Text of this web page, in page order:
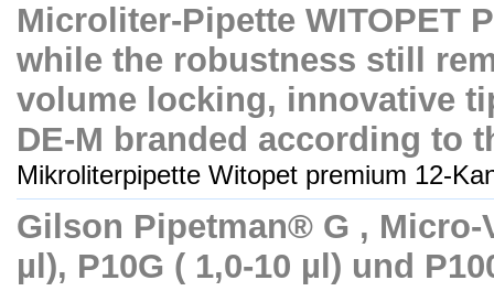
Microliter-Pipette WITOPET
while the robustness still
volume locking, innovative
DE-M branded according to
Mikroliterpipette Witopet premium 12-
Gilson Pipetman® G , Micro-
µl), P10G ( 1,0-10 µl) und